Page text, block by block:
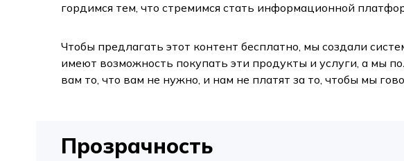
гордимся тем, что стремимся стать информационной
Чтобы предлагать этот контент бесплатно, мы создали
имеют возможность покупать эти продукты и услуги, а мы
вам то, что вам не нужно, и нам не платят за то, чтобы мы
Прозрачность